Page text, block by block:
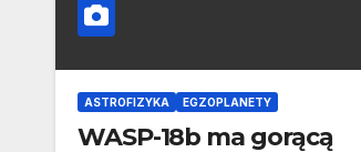
ASTROFIZYKA EGZOPLANETY
WASP-18b ma gorącą